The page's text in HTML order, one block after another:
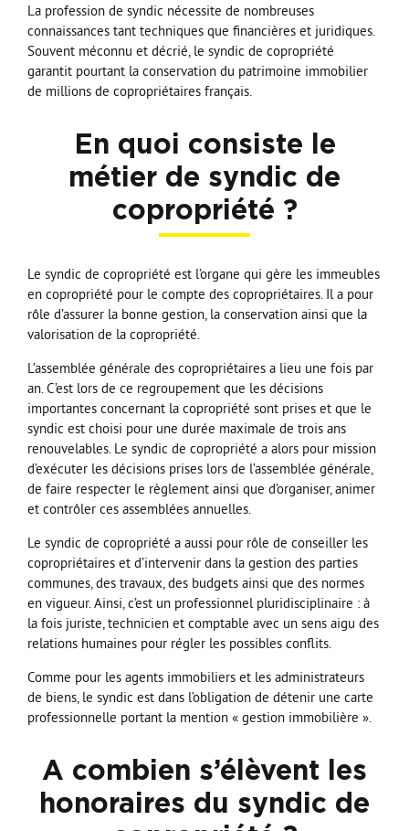
La profession de syndic nécessite de nombreuses
connaissances tant techniques que financières et juridiques.
Souvent méconnu et décrié, le syndic de copropriété
garantit pourtant la conservation du patrimoine immobilier
de millions de copropriétaires français.
En quoi consiste le
métier de syndic de
copropriété ?
Le syndic de copropriété est l’organe qui gère les immeubles
en copropriété pour le compte des copropriétaires. Il a pour
rôle d’assurer la bonne gestion, la conservation ainsi que la
valorisation de la copropriété.
L’assemblée générale des copropriétaires a lieu une fois par
an. C’est lors de ce regroupement que les décisions
importantes concernant la copropriété sont prises et que le
syndic est choisi pour une durée maximale de trois ans
renouvelables. Le syndic de copropriété a alors pour mission
d’exécuter les décisions prises lors de l’assemblée générale,
de faire respecter le règlement ainsi que d’organiser, animer
et contrôler ces assemblées annuelles.
Le syndic de copropriété a aussi pour rôle de conseiller les
copropriétaires et d’intervenir dans la gestion des parties
communes, des travaux, des budgets ainsi que des normes
en vigueur. Ainsi, c’est un professionnel pluridisciplinaire : à
la fois juriste, technicien et comptable avec un sens aigu des
relations humaines pour régler les possibles conflits.
Comme pour les agents immobiliers et les administrateurs
de biens, le syndic est dans l’obligation de détenir une carte
professionnelle portant la mention « gestion immobilière ».
A combien s’élèvent les
honoraires du syndic de